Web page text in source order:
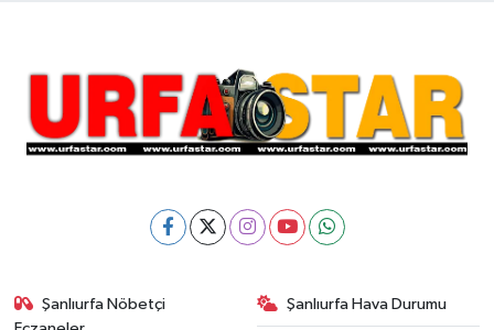
Şanlıurfa Nöbetçi
Şanlıurfa Hava Durumu